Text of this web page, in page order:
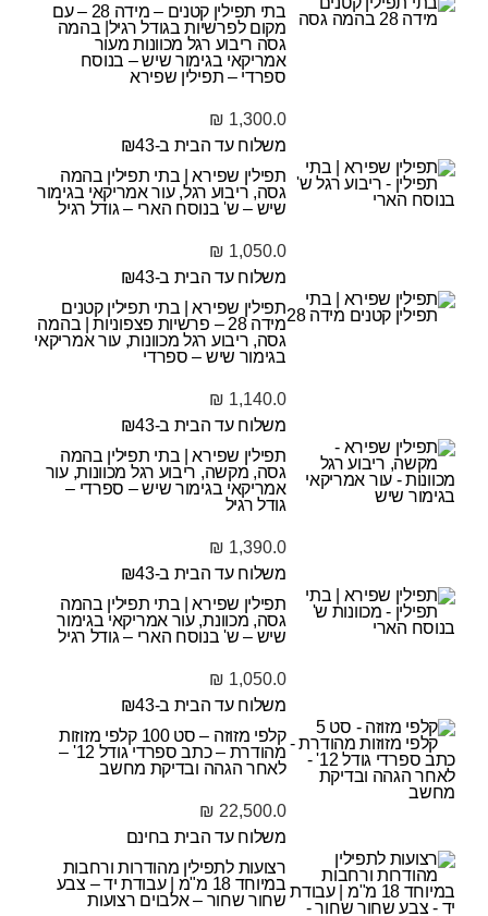
בתי תפילין קטנים – מידה 28 – עם
מקום לפרשיות בגודל רגיל| בהמה
גסה ריבוע רגל מכוונות מעור
אמריקאי בגימור שיש – בנוסח
ספרדי – תפילין שפירא
1,300.0
₪
משלוח עד הבית ב-₪43
תפילין שפירא | בתי תפילין בהמה
גסה, ריבוע רגל, עור אמריקאי בגימור
שיש – ש' בנוסח הארי – גודל רגיל
1,050.0
₪
משלוח עד הבית ב-₪43
תפילין שפירא | בתי תפילין קטנים
מידה 28 – פרשיות פצפוניות | בהמה
גסה, ריבוע רגל מכוונות, עור אמריקאי
בגימור שיש – ספרדי
1,140.0
₪
משלוח עד הבית ב-₪43
תפילין שפירא | בתי תפילין בהמה
גסה, מקשה, ריבוע רגל מכוונות, עור
אמריקאי בגימור שיש – ספרדי –
גודל רגיל
1,390.0
₪
משלוח עד הבית ב-₪43
תפילין שפירא | בתי תפילין בהמה
גסה, מכוונת, עור אמריקאי בגימור
שיש – ש' בנוסח הארי – גודל רגיל
1,050.0
₪
משלוח עד הבית ב-₪43
קלפי מזוזה – סט 100 קלפי מזוזות
מהודרת – כתב ספרדי גודל 12' –
לאחר הגהה ובדיקת מחשב
22,500.0
₪
משלוח עד הבית בחינם
רצועות לתפילין מהודרות ורחבות
במיוחד 18 מ"מ | עבודת יד – צבע
שחור שחור – אלבוים רצועות